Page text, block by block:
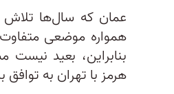
عمان که سال‌ها تلاش
همواره موضعی
بنابراین، بعید
هرمز با تهران به توافق